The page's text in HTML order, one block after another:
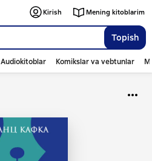
Topish
Kirish Mening kitoblarim
Audiokitoblar Komikslar va vebtunlar